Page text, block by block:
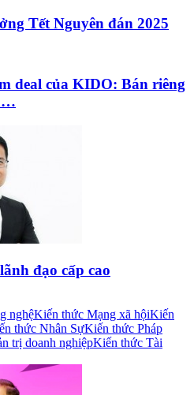
Tết Nguyên đán 2025
deal của KIDO: Bán riêng
đạo cấp cao
nghệKiến thức Mạng xã hộiKiến
thức Nhân SựKiến thức Pháp
trị doanh nghiệpKiến thức Tài